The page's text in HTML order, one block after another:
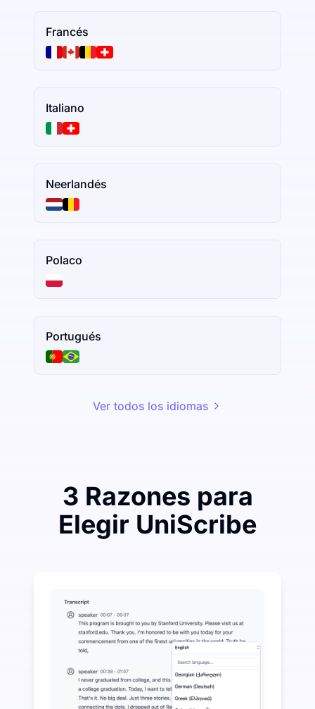
Francés
Italiano
Neerlandés
Polaco
Portugués
Ver todos los idiomas
3 Razones para
Elegir UniScribe
UniScribe ofrece 120 minutos de transcripción
Más funciones de IA disponibles más allá de Audio-
Generar automáticamente resúmenes, mapas